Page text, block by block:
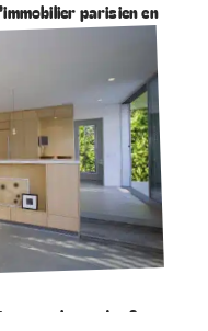
parisien en
pour le vendre ?